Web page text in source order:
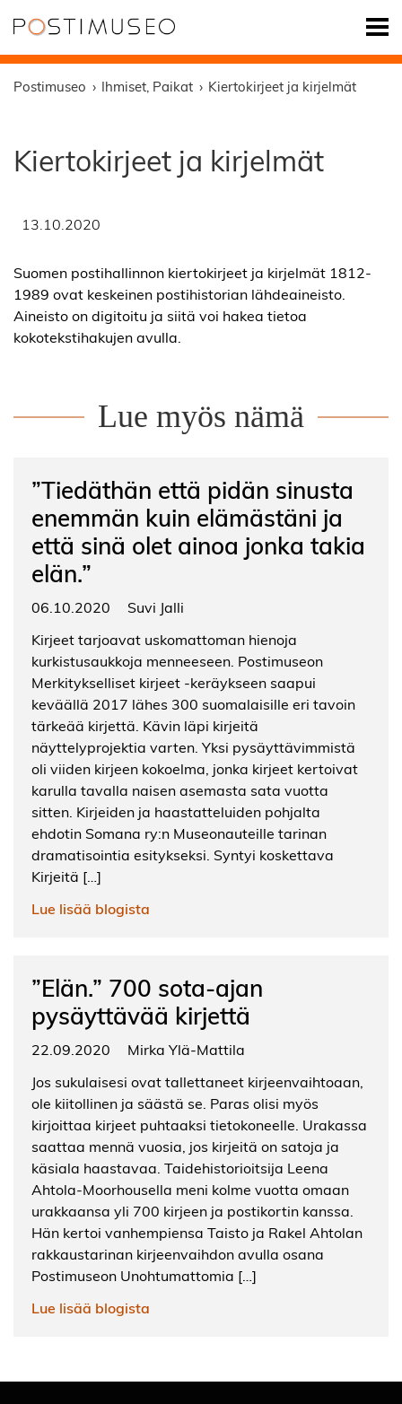
Postimuseo Ihmiset, Paikat Kiertokirjeet ja kirjelmät
Kiertokirjeet ja kirjelmät
13.10.2020
Suomen postihallinnon kiertokirjeet ja kirjelmät 1812-
1989 ovat keskeinen postihistorian lähdeaineisto.
Aineisto on digitoitu ja siitä voi hakea tietoa
kokotekstihakujen avulla.
Lue myös nämä
”Tiedäthän että pidän sinusta
enemmän kuin elämästäni ja
että sinä olet ainoa jonka takia
elän.”
06.10.2020
Suvi Jalli
Kirjeet tarjoavat uskomattoman hienoja
kurkistusaukkoja menneeseen. Postimuseon
Merkitykselliset kirjeet -keräykseen saapui
keväällä 2017 lähes 300 suomalaisille eri tavoin
tärkeää kirjettä. Kävin läpi kirjeitä
näyttelyprojektia varten. Yksi pysäyttävimmistä
oli viiden kirjeen kokoelma, jonka kirjeet kertoivat
karulla tavalla naisen asemasta sata vuotta
sitten. Kirjeiden ja haastatteluiden pohjalta
ehdotin Somana ry:n Museonauteille tarinan
dramatisointia esitykseksi. Syntyi koskettava
Kirjeitä […]
Lue lisää blogista
”Elän.” 700 sota-ajan
pysäyttävää kirjettä
22.09.2020
Mirka Ylä-Mattila
Jos sukulaisesi ovat tallettaneet kirjeenvaihtoaan,
ole kiitollinen ja säästä se. Paras olisi myös
kirjoittaa kirjeet puhtaaksi tietokoneelle. Urakassa
saattaa mennä vuosia, jos kirjeitä on satoja ja
käsiala haastavaa. Taidehistorioitsija Leena
Ahtola-Moorhousella meni kolme vuotta omaan
urakkaansa yli 700 kirjeen ja postikortin kanssa.
Hän kertoi vanhempiensa Taisto ja Rakel Ahtolan
rakkaustarinan kirjeenvaihdon avulla osana
Postimuseon Unohtumattomia […]
Lue lisää blogista